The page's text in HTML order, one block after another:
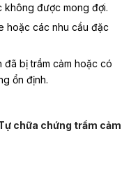
không được mong đợi.
hoặc các nhu cầu đặc
đã bị trầm cảm hoặc có
ổn định.
chữa chứng trầm cảm